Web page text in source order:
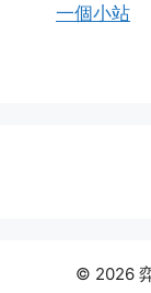
一個小站
© 2026